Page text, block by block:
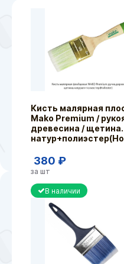
Кисть малярная
Mako Premium /
древесина / щетина.
380 ₽
за шт
В наличии